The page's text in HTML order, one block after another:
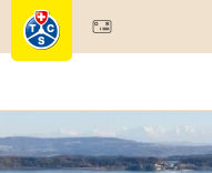
Societariato & prestazioni
Test, sicurezza & salute